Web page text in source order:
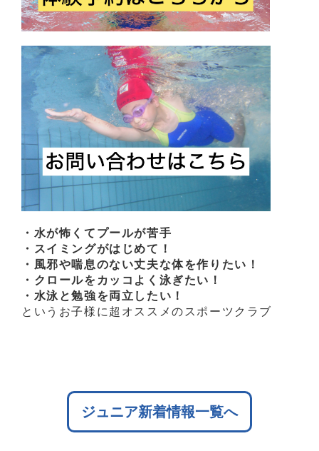
・水が怖くてプールが苦手
・スイミングがはじめて！
・風邪や喘息のない丈夫な体を作りたい！
・クロールをカッコよく泳ぎたい！
・水泳と勉強を両立したい！
というお子様に超オススメのスポーツクラブ
ジュニア新着情報一覧へ